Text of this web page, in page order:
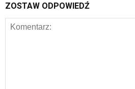
ZOSTAW ODPOWIEDŹ